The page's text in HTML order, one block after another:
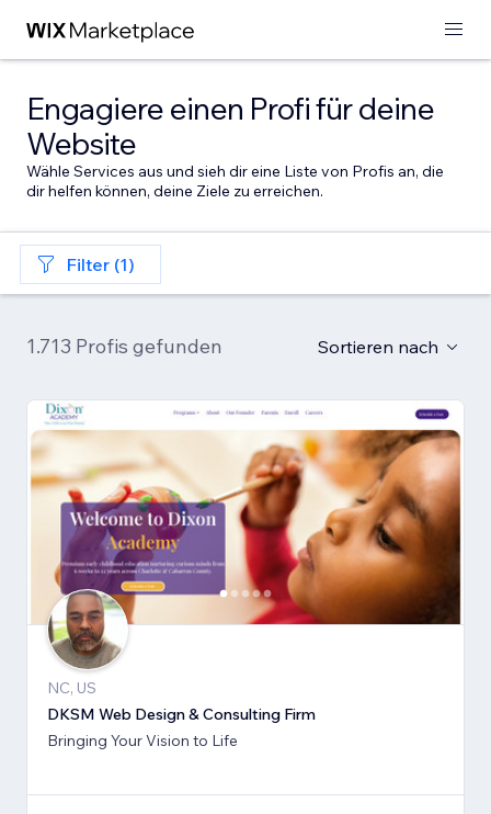
Engagiere einen Profi für deine
Website
Wähle Services aus und sieh dir eine Liste von Profis an, die
dir helfen können, deine Ziele zu erreichen.
Filter (1)
1.713 Profis gefunden Sortieren nach
NC, US
DKSM Web Design & Consulting Firm
Bringing Your Vision to Life